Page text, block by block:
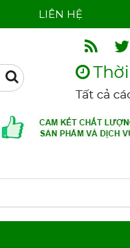
Search
LIÊN HỆ